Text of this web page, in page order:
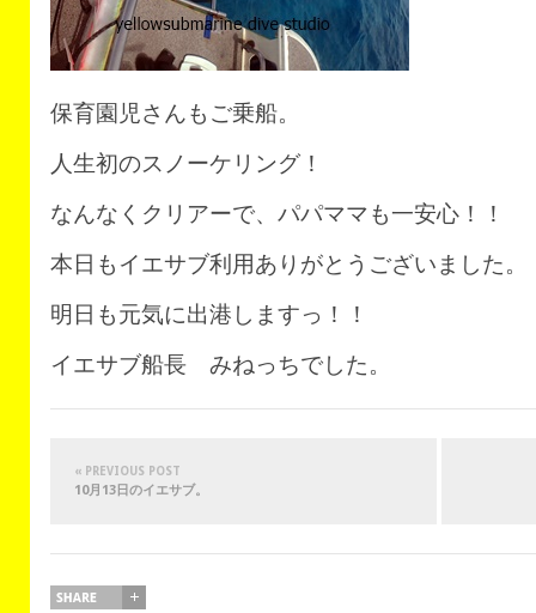
保育園児さんもご乗船。
人生初のスノーケリング！
なんなくクリアーで、パパママも一安心！！
本日もイエサブ利用ありがとうございました。
明日も元気に出港しますっ！！
イエサブ船長 みねっちでした。
« PREVIOUS POST
10月13日のイエサブ。